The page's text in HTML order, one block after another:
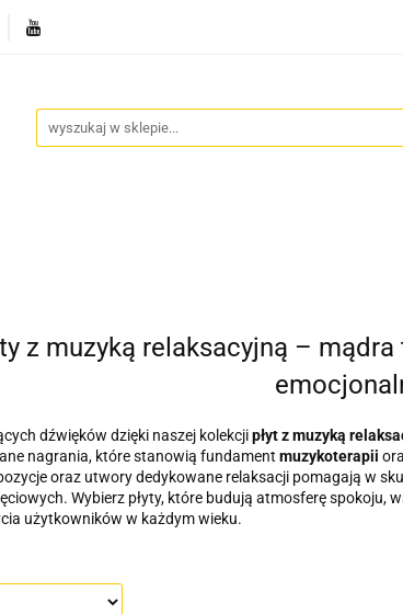
z muzyką relaksacyjną –
dźwięków dzięki naszej kolekcji płyt z muzyką
nagrania, które stanowią fundament muzykoterapii
oraz utwory dedykowane relaksacji pomagają w
Wybierz płyty, które budują atmosferę spokoju,
użytkowników w każdym wieku.